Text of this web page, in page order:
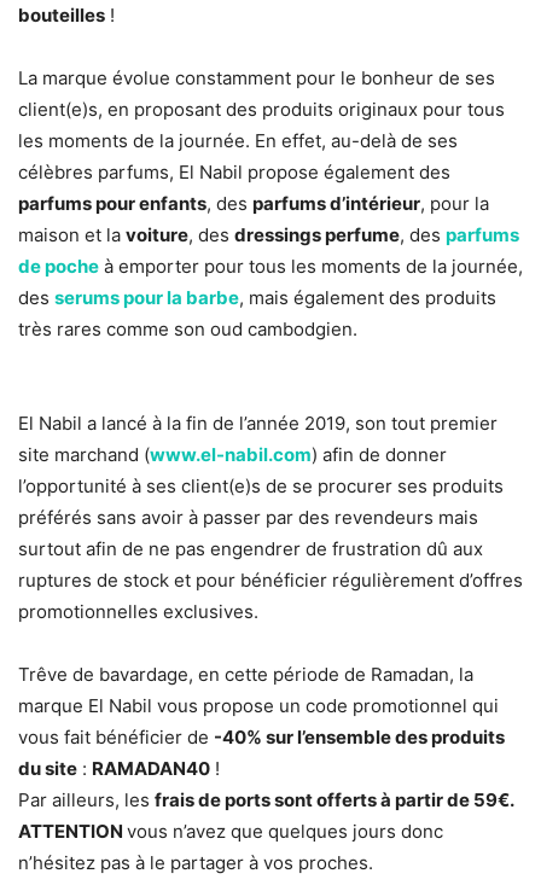
bouteilles !
La marque évolue constamment pour le bonheur de ses
client(e)s, en proposant des produits originaux pour tous
les moments de la journée. En effet, au-delà de ses
célèbres parfums, El Nabil propose également des
parfums pour enfants, des parfums d’intérieur, pour la
maison et la voiture, des dressings perfume, des parfums
de poche à emporter pour tous les moments de la journée,
des serums pour la barbe, mais également des produits
très rares comme son oud cambodgien.
El Nabil a lancé à la fin de l’année 2019, son tout premier
site marchand (www.el-nabil.com) afin de donner
l’opportunité à ses client(e)s de se procurer ses produits
préférés sans avoir à passer par des revendeurs mais
surtout afin de ne pas engendrer de frustration dû aux
ruptures de stock et pour bénéficier régulièrement d’offres
promotionnelles exclusives.
Trêve de bavardage, en cette période de Ramadan, la
marque El Nabil vous propose un code promotionnel qui
vous fait bénéficier de -40% sur l’ensemble des produits
du site : RAMADAN40 !
Par ailleurs, les frais de ports sont offerts à partir de 59€.
ATTENTION vous n’avez que quelques jours donc
n’hésitez pas à le partager à vos proches.